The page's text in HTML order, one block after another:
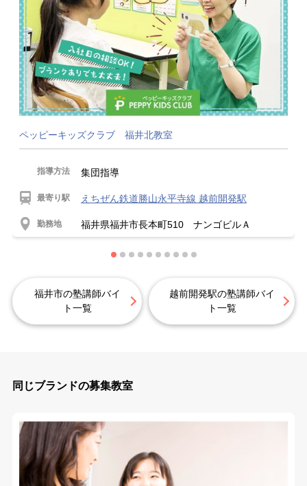
ペッピーキッズクラブ 福井北教室
指導方法 集団指導
最寄り駅 えちぜん鉄道勝山永平寺線 越前開発駅
勤務地 福井県福井市長本町510 ナンゴビルＡ
福井市の塾講師バイ
ト一覧
越前開発駅の塾講師バイ
ト一覧
同じブランドの募集教室